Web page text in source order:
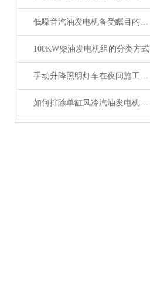
低噪音汽油发电机备受瞩目的关键
100KW柴油发电机组的分类方式
手动升降照明灯车在夜间施工中的安全保障作用
如何排除单缸风冷汽油发电机常见故障